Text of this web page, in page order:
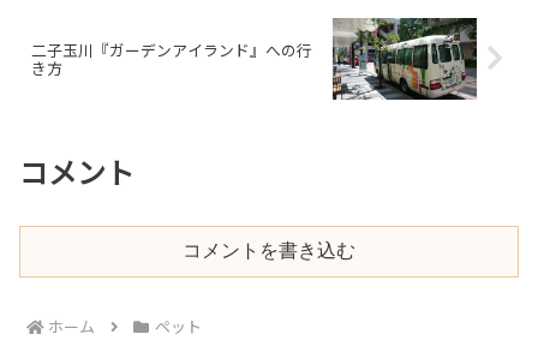
二子玉川『ガーデンアイランド』への行
き方
コメント
コメントを書き込む
ホーム ペット